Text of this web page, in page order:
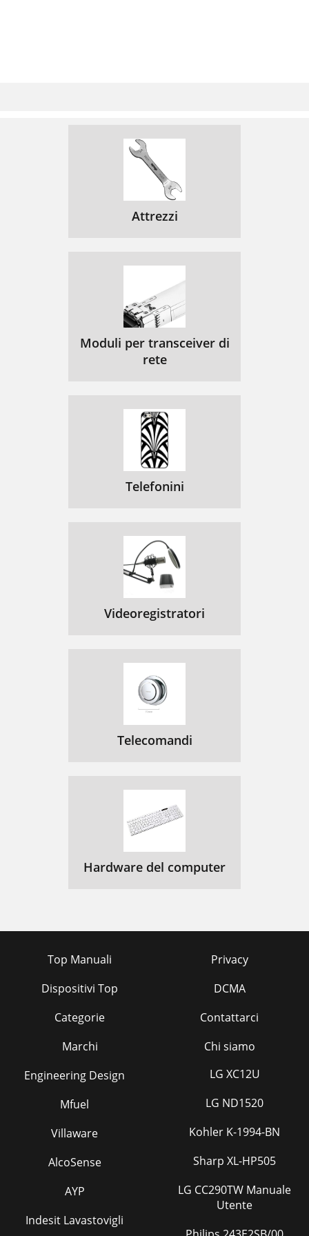
Attrezzi
Moduli per transceiver di
rete
Telefonini
Videoregistratori
Telecomandi
Hardware del computer
Top Manuali
Dispositivi Top
Categorie
Marchi
Privacy
DCMA
Contattarci
Chi siamo
Engineering Design
Mfuel
Villaware
AlcoSense
AYP
Indesit Lavastovigli
LG XC12U
LG ND1520
Kohler K-1994-BN
Sharp XL-HP505
LG CC290TW Manuale
Utente